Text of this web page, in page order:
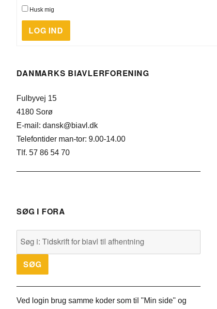
Husk mig
LOG IND
DANMARKS BIAVLERFORENING
Fulbyvej 15
4180 Sorø
E-mail: dansk@biavl.dk
Telefontider man-tor: 9.00-14.00
Tlf. 57 86 54 70
SØG I FORA
Ved login brug samme koder som til "Min side" og